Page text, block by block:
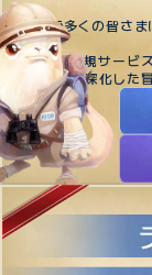
これまで多くの皆さ
今後は新規サービ
より深化した